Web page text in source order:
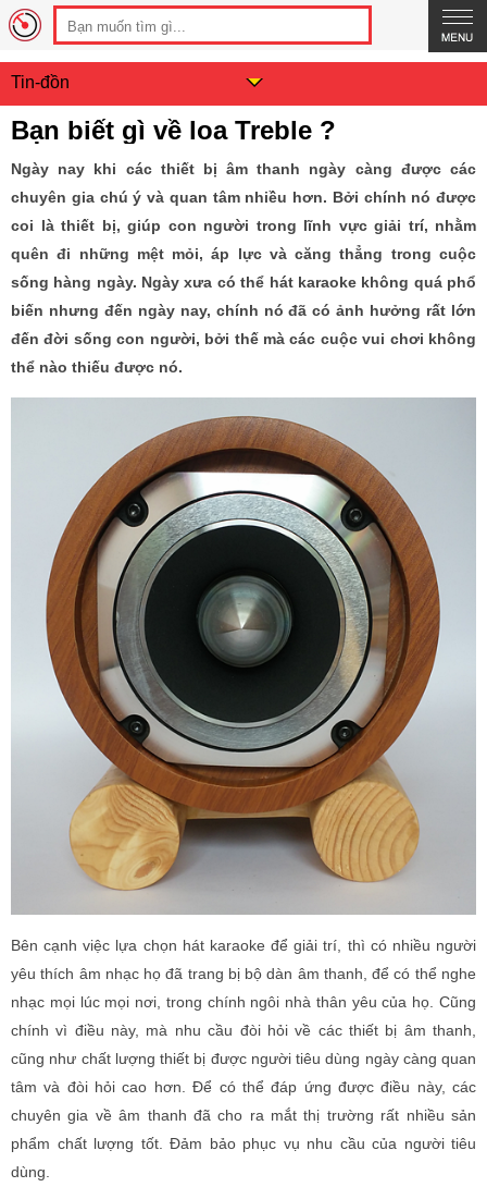
Tin-đồn
Bạn biết gì về loa Treble ?
Ngày nay khi các thiết bị âm thanh ngày càng được các
chuyên gia chú ý và quan tâm nhiều hơn. Bởi chính nó được
coi là thiết bị, giúp con người trong lĩnh vực giải trí, nhằm
quên đi những mệt mỏi, áp lực và căng thẳng trong cuộc
sống hàng ngày. Ngày xưa có thể hát karaoke không quá phổ
biến nhưng đến ngày nay, chính nó đã có ảnh hưởng rất lớn
đến đời sống con người, bởi thế mà các cuộc vui chơi không
thể nào thiếu được nó.
Bên cạnh việc lựa chọn hát karaoke để giải trí, thì có nhiều người
yêu thích âm nhạc họ đã trang bị bộ dàn âm thanh, để có thể nghe
nhạc mọi lúc mọi nơi, trong chính ngôi nhà thân yêu của họ. Cũng
chính vì điều này, mà nhu cầu đòi hỏi về các thiết bị âm thanh,
cũng như chất lượng thiết bị được người tiêu dùng ngày càng quan
tâm và đòi hỏi cao hơn. Để có thể đáp ứng được điều này, các
chuyên gia về âm thanh đã cho ra mắt thị trường rất nhiều sản
phẩm chất lượng tốt. Đảm bảo phục vụ nhu cầu của người tiêu
dùng.